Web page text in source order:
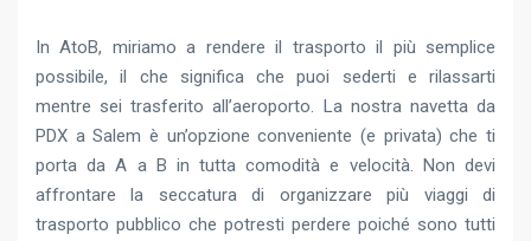
In AtoB, miriamo a rendere il trasporto il più semplice
possibile, il che significa che puoi sederti e rilassarti
mentre sei trasferito all’aeroporto. La nostra navetta da
PDX a Salem è un’opzione conveniente (e privata) che ti
porta da A a B in tutta comodità e velocità. Non devi
affrontare la seccatura di organizzare più viaggi di
trasporto pubblico che potresti perdere poiché sono tutti